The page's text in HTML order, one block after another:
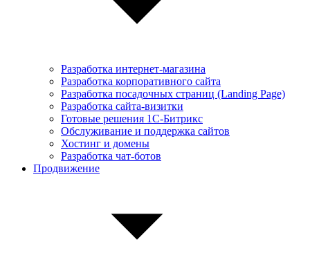
Разработка интернет-магазина
Разработка корпоративного сайта
Разработка посадочных страниц (Landing Page)
Разработка сайта-визитки
Готовые решения 1С-Битрикс
Обслуживание и поддержка сайтов
Хостинг и домены
Разработка чат-ботов
Продвижение